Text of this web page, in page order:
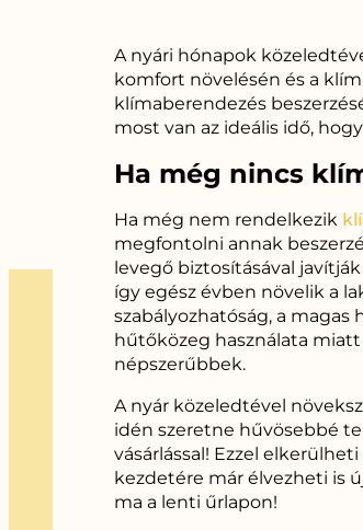
A nyári hónapok
komfort növelésén és a
klímaberendezés
most van az ideális idő,
Ha még nincs
Ha még nem rendelkezik
megfontolni annak
levegő biztosításával
így egész évben növelik a
szabályozhatóság, a
hűtőközeg használata
népszerűbbek.
A nyár közeledtével
idén szeretne hűvösebbé
vásárlással! Ezzel
kezdetére már élvezheti is
ma a lenti űrlapon!